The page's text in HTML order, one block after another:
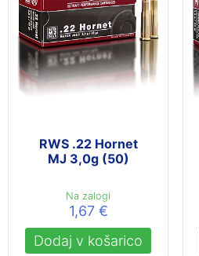
RWS .22 Hornet
MJ 3,0g (50)
Na zalogi
1,67 €
Dodaj v košarico